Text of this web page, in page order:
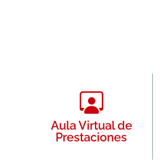
Aula Virtual de
Prestaciones